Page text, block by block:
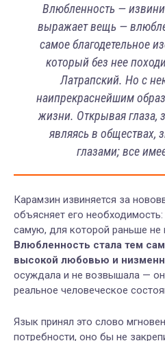
Влюбленность —
выражает вещь —
самое благодетельное
который без нее
Латрапский. Но с
наипрекраснейшим
жизни. Открывая глаза,
являясь в обществах,
глазами; все
Карамзин извиняется за
объясняет его
самую, для которой раньше не
Влюбленность стала тем
высокой любовью и
осуждала и не возвышала —
реальное человеческое
Язык принял это слово
потребности, оно бы не